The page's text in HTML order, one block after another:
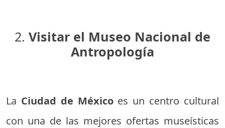
2. Visitar el Museo Nacional de
Antropología
La Ciudad de Méxicoes un centro cultural
con una de las mejores ofertas museísticas